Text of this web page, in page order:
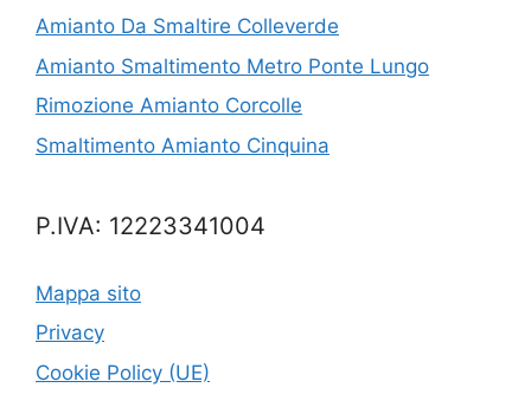
Amianto Da Smaltire Colleverde
Amianto Smaltimento Metro Ponte Lungo
Rimozione Amianto Corcolle
Smaltimento Amianto Cinquina
P.IVA: 12223341004
Mappa sito
Privacy
Cookie Policy (UE)